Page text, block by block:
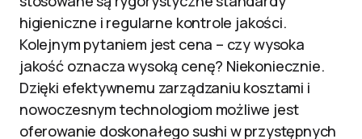
higieniczne i regularne kontrole jakości.
Kolejnym pytaniem jest cena – czy wysoka
jakość oznacza wysoką cenę? Niekoniecznie.
Dzięki efektywnemu zarządzaniu kosztami i
nowoczesnym technologiom możliwe jest
oferowanie doskonałego sushi w przystępnych